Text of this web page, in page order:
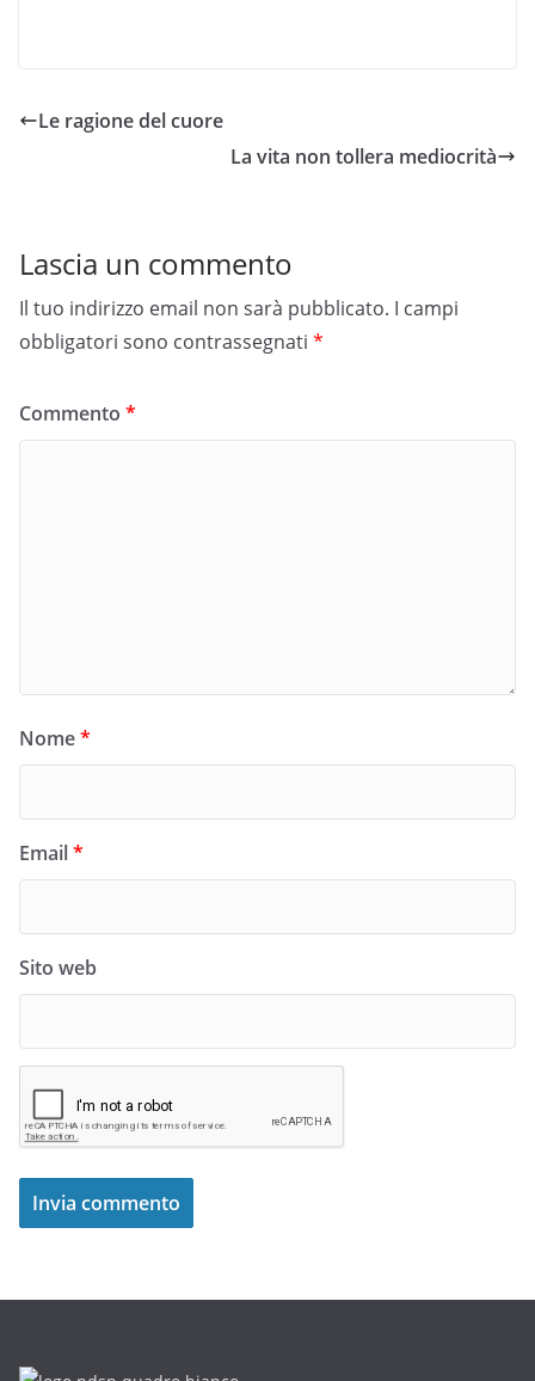
Le ragione del cuore
La vita non tollera mediocrità
Lascia un commento
Il tuo indirizzo email non sarà pubblicato. I campi
obbligatori sono contrassegnati *
Commento *
Nome*
Email*
Sito web